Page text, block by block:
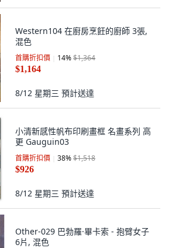
Western104 在廚房烹飪的廚師 3張,
混色
首購折扣價 14%$1,364
$1,164
8/12 星期三 預計送達
小清新感性帆布印刷畫框 名畫系列 高
更 Gauguin03
首購折扣價 38%$1,518
$926
8/12 星期三 預計送達
Other-029 巴勃羅·畢卡索 - 抱臂女子
6片, 混色